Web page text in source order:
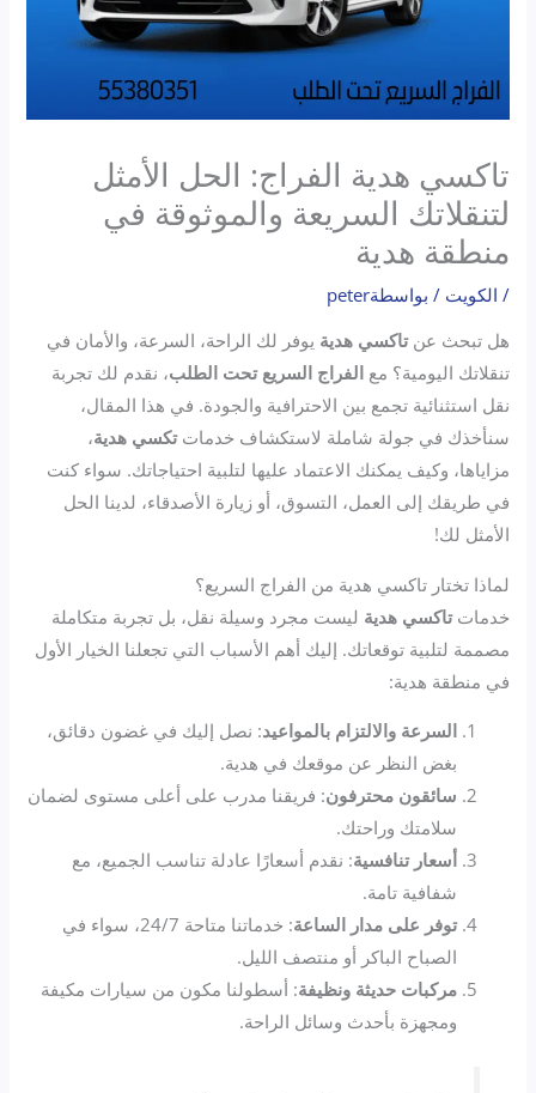
تاكسي هدية الفراج: الحل الأمثل
لتنقلاتك السريعة والموثوقة في
منطقة هدية
/ الكويت / بواسطةpeter
هل تبحث عنتاكسي هدية يوفر لك الراحة، السرعة، والأمان في
تنقلاتك اليومية؟ معالفراج السريع تحت الطلب، نقدم لك تجربة
نقل استثنائية تجمع بين الاحترافية والجودة. في هذا المقال،
سنأخذك في جولة شاملة لاستكشاف خدماتتكسي هدية،
مزاياها، وكيف يمكنك الاعتماد عليها لتلبية احتياجاتك. سواء كنت
في طريقك إلى العمل، التسوق، أو زيارة الأصدقاء، لدينا الحل
الأمثل لك!
لماذا تختار تاكسي هدية من الفراج السريع؟
خدماتتاكسي هدية ليست مجرد وسيلة نقل، بل تجربة متكاملة
مصممة لتلبية توقعاتك. إليك أهم الأسباب التي تجعلنا الخيار الأول
في منطقة هدية:
السرعة والالتزام بالمواعيد: نصل إليك في غضون دقائق،
بغض النظر عن موقعك في هدية.
سائقون محترفون: فريقنا مدرب على أعلى مستوى لضمان
سلامتك وراحتك.
أسعار تنافسية: نقدم أسعارًا عادلة تناسب الجميع، مع
شفافية تامة.
توفر على مدار الساعة
: خدماتنا متاحة 24/7، سواء في
الصباح الباكر أو منتصف الليل.
مركبات حديثة ونظيفة: أسطولنا مكون من سيارات مكيفة
ومجهزة بأحدث وسائل الراحة.